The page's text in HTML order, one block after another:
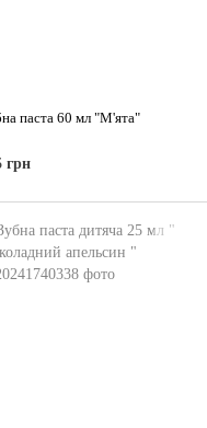
паста 60 мл "М'ята"
грн